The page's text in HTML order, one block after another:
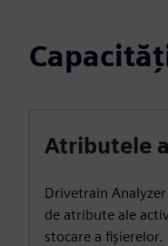
Atributele
Drivetrain Analyzer
de atribute ale
stocare a fișierelor.